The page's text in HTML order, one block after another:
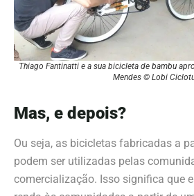
Thiago Fantinatti e a sua bicicleta de bambu
Mendes © Lobi
Mas, e depois?
Ou seja, as bicicletas fabricadas a
podem ser utilizadas pelas
comercialização. Isso significa que